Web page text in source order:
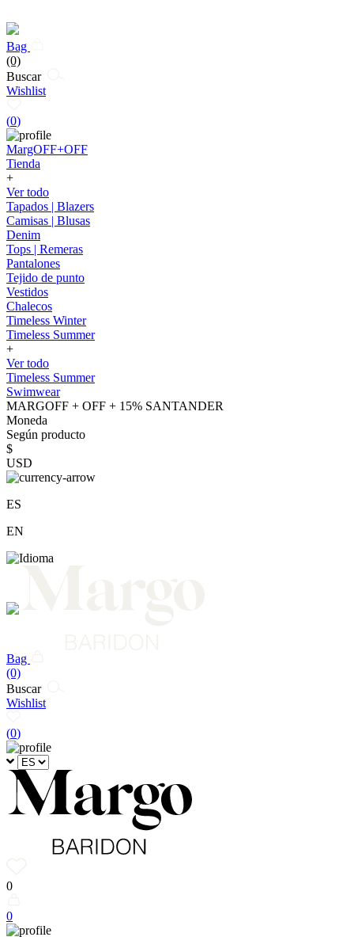
Bag
(0)
Buscar
Wishlist
(0)
MargOFF+OFF
Tienda
+
Ver todo
Tapados | Blazers
Camisas | Blusas
Denim
Tops | Remeras
Pantalones
Tejido de punto
Vestidos
Chalecos
Timeless Winter
Timeless Summer
+
Ver todo
Timeless Summer
Swimwear
MARGOFF + OFF + 15% SANTANDER
Moneda
Según producto
$
USD
ES
EN
Bag
(0)
Buscar
Wishlist
(0)
0
0